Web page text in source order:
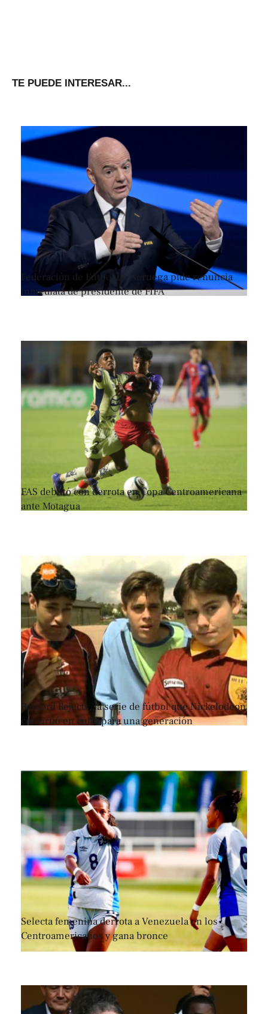
TE PUEDE INTERESAR...
Federación de Fútbol de Noruega pide renuncia
inmediata de presidente de FIFA
FAS debutó con derrota en Copa Centroamericana
ante Motagua
Renford Rejects, la serie de fútbol que Nickelodeon
convirtió en culto para una generación
Selecta femenina derrota a Venezuela en los
Centroamericanos y gana bronce